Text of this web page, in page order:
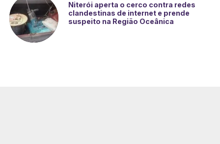
Niterói aperta o cerco contra redes
clandestinas de internet e prende
suspeito na Região Oceânica